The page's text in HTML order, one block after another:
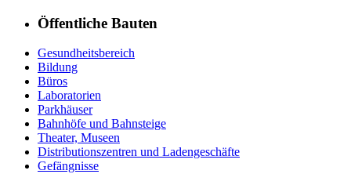
Öffentliche Bauten
Gesundheitsbereich
Bildung
Büros
Laboratorien
Parkhäuser
Bahnhöfe und Bahnsteige
Theater, Museen
Distributionszentren und Ladengeschäfte
Gefängnisse